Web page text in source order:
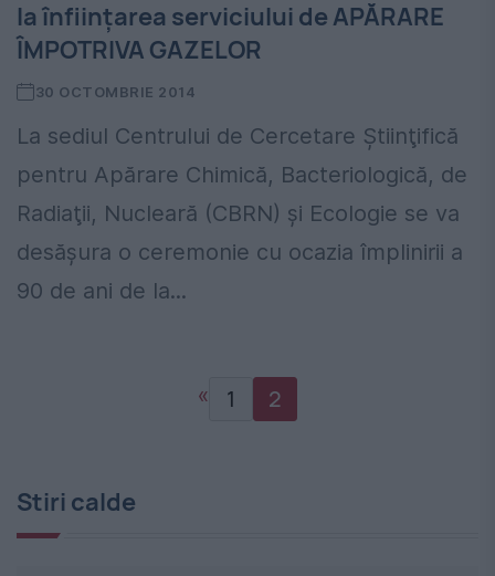
la înființarea serviciului de APĂRARE
ÎMPOTRIVA GAZELOR
30 OCTOMBRIE 2014
La sediul Centrului de Cercetare Ştiinţifică
pentru Apărare Chimică, Bacteriologică, de
Radiaţii, Nucleară (CBRN) şi Ecologie se va
desăşura o ceremonie cu ocazia împlinirii a
90 de ani de la...
« 1 2
Stiri calde